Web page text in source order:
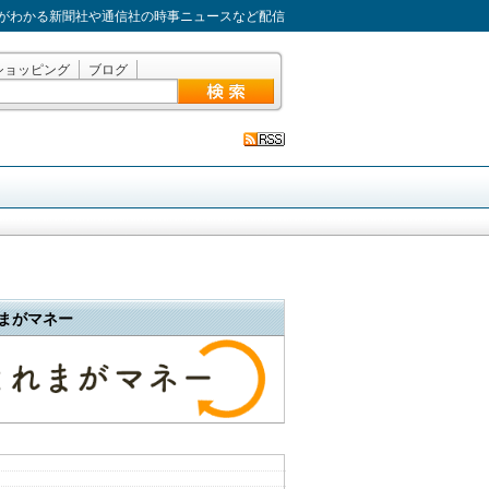
わかる新聞社や通信社の時事ニュースなど配信
ョッピング ブログ
がマネー